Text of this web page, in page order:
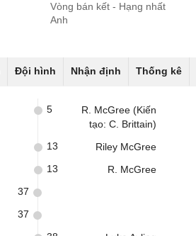
Vòng bán kết - Hạng nhất
Anh
Đội hình Nhận định Thống kê
R. McGree (Kiến
tạo: C. Brittain)
5
Riley McGree
13
R. McGree
13
37
37